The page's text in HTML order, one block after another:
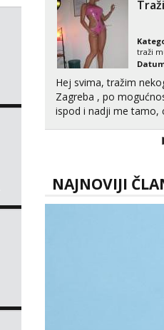
tipkanja uz slike i hot
pripremila ...
traži
Hej svima, tražim
Zagreba , po mogućnosti
ispod i nadji me tamo,
NAJNOVIJI